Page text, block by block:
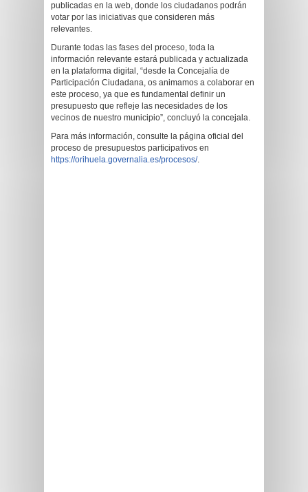
publicadas en la web, donde los ciudadanos podrán
votar por las iniciativas que consideren más
relevantes.
Durante todas las fases del proceso, toda la
información relevante estará publicada y actualizada
en la plataforma digital, “desde la Concejalía de
Participación Ciudadana, os animamos a colaborar en
este proceso, ya que es fundamental definir un
presupuesto que refleje las necesidades de los
vecinos de nuestro municipio”, concluyó la concejala.
Para más información, consulte la página oficial del
proceso de presupuestos participativos en
https://orihuela.governalia.es/procesos/.